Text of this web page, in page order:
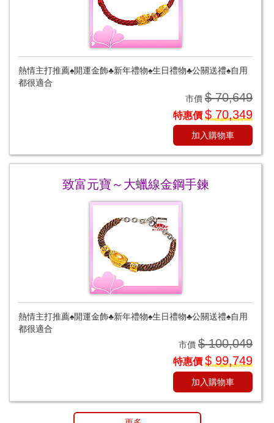
熱情主打推薦♠開運金飾♣新年禮物♠生日禮物♣公關送禮♠自用
都很適合
市價 $ 70,649
特惠價 $ 70,349
加入購物車
致富元寶～大蠟線金鋼手鍊
熱情主打推薦♠開運金飾♣新年禮物♠生日禮物♣公關送禮♠自用
都很適合
市價 $ 100,049
特惠價 $ 99,749
加入購物車